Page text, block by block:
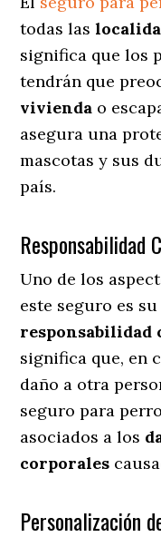
todas las
significa que los
tendrán que
vivienda o
asegura una
mascotas y sus
país.
Responsabilidad
Uno de los
este seguro es su
significa que, en
daño a otra
seguro para
asociados a los
corporales
Personalización